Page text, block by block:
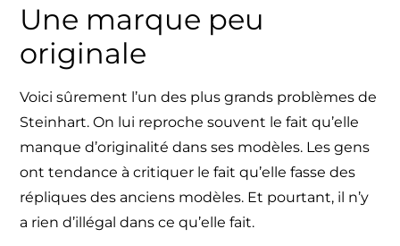
Une marque peu
originale
Voici sûrement l’un des plus grands problèmes de
Steinhart. On lui reproche souvent le fait qu’elle
manque d’originalité dans ses modèles. Les gens
ont tendance à critiquer le fait qu’elle fasse des
répliques des anciens modèles. Et pourtant, il n’y
a rien d’illégal dans ce qu’elle fait.